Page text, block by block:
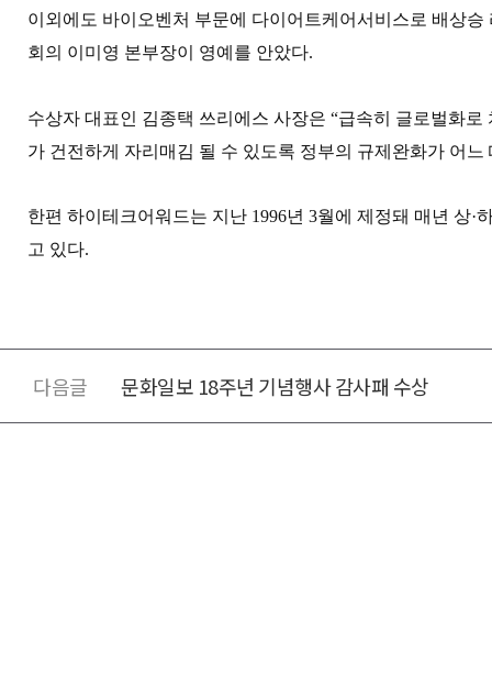
이외에도 바이오벤처 부문에 다이어트케어서비스로 배상
회의 이미영 본부장이 영예를 안았다.
수상자 대표인 김종택 쓰리에스 사장은 “급속히 글로벌화
가 건전하게 자리매김 될 수 있도록 정부의 규제완화가 어
한편 하이테크어워드는 지난 1996년 3월에 제정돼 매년 상
고 있다.
문화일보 18주년 기념행사 감사패 수상